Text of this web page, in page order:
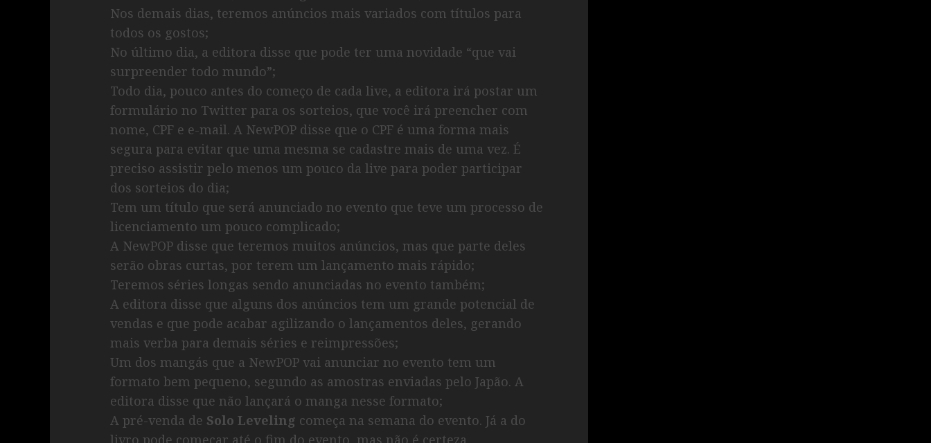
Nos demais dias, teremos anúncios mais variados com títulos para
todos os gostos;
No último dia, a editora disse que pode ter uma novidade “que vai
surpreender todo mundo”;
Todo dia, pouco antes do começo de cada live, a editora irá postar um
formulário no Twitter para os sorteios, que você irá preencher com
nome, CPF e e-mail. A NewPOP disse que o CPF é uma forma mais
segura para evitar que uma mesma se cadastre mais de uma vez. É
preciso assistir pelo menos um pouco da live para poder participar
dos sorteios do dia;
Tem um título que será anunciado no evento que teve um processo de
licenciamento um pouco complicado;
A NewPOP disse que teremos muitos anúncios, mas que parte deles
serão obras curtas, por terem um lançamento mais rápido;
Teremos séries longas sendo anunciadas no evento também;
A editora disse que alguns dos anúncios tem um grande potencial de
vendas e que pode acabar agilizando o lançamentos deles, gerando
mais verba para demais séries e reimpressões;
Um dos mangás que a NewPOP vai anunciar no evento tem um
formato bem pequeno, segundo as amostras enviadas pelo Japão. A
editora disse que não lançará o manga nesse formato;
A pré-venda de Solo Leveling começa na semana do evento. Já a do
livro pode começar até o fim do evento, mas não é certeza.